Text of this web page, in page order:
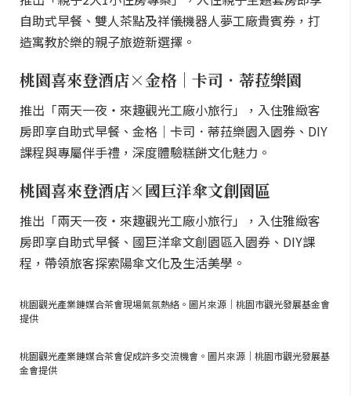
自助式早餐、雙人茶點及祥儀機器人夢工廠貴賓券，打
造寓教於樂的親子旅遊新選擇。
桃園喜來登酒店×金格｜卡司．蒂菈樂園
推出「兩天一夜・來趣觀光工廠小旅行」，入住雅緻客
房即享自助式早餐、金格｜卡司．蒂菈樂園入園券、DIY
課程與專屬伴手禮，深度體驗糕餅文化魅力。
桃園喜來登酒店×國巨洋傘文創園區
推出「兩天一夜・來趣觀光工廠小旅行」，入住雅緻客
房即享自助式早餐、國巨洋傘文創園區入園券、DIY課
程，帶領旅客探索陽傘文化及生活美學。
桃園觀光產業鏈媒合茶會現場氣氛熱絡。圖片來源｜桃園市觀光發展基金會
提供
桃園觀光產業鏈媒合茶會促成許多交流機會。圖片來源｜桃園市觀光發展基
金會提供